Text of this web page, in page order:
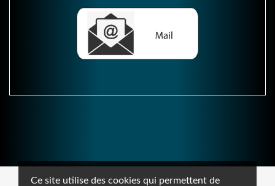
Ce site utilise des cookies qui permettent de